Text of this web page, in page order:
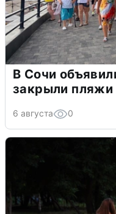
В Сочи
закрыли пляжи
6 августа 0